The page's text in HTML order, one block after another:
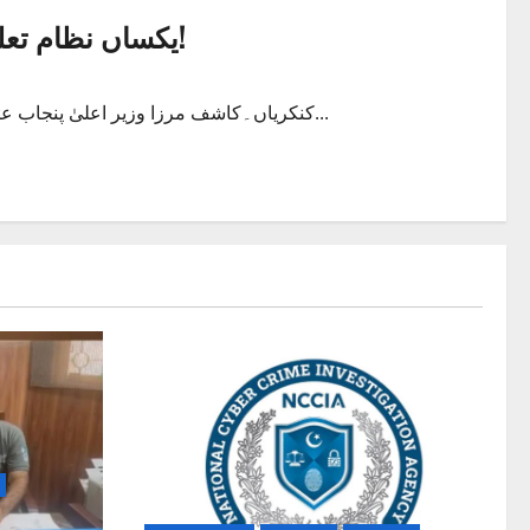
یکساں نظام تعلیم کا خواب یکساں زبان کے بغیر ممکن نہیں!
کنکریاں۔کاشف مرزا وزیر اعلیٰ پنجاب عثمان بزدار نےاعلان کیا کہ اگلے تعلیمی سال مارچ 2020سے پنجاب...